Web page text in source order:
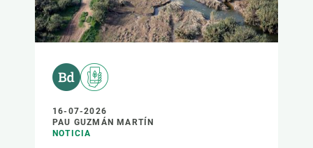
16-07-2026
PAU GUZMÁN MARTÍN
NOTICIA